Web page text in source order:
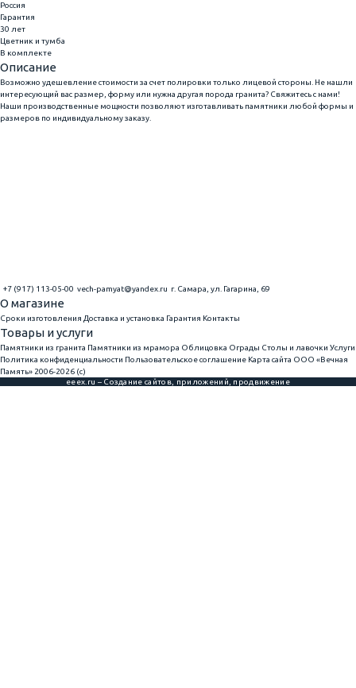
Россия
Гарантия
30 лет
Цветник и тумба
В комплекте
Описание
Возможно удешевление стоимости за счет полировки только лицевой стороны. Не нашли
интересующий вас размер, форму или нужна другая порода гранита? Свяжитесь с нами!
Наши производственные мощности позволяют изготавливать памятники любой формы и
размеров по индивидуальному заказу.
+7 (917) 113-05-00 vech-pamyat@yandex.ru г. Самара, ул. Гагарина, 69
О магазине
Сроки изготовления Доставка и установка Гарантия Контакты
Товары и услуги
Памятники из гранита Памятники из мрамора Облицовка Ограды Столы и лавочки Услуги
Политика конфиденциальности Пользовательское соглашение Карта сайта ООО «Вечная
Память» 2006-2026 (с)
eeex.ru – Создание сайтов, приложений, продвижение